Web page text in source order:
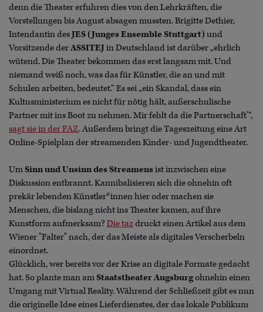
denn die Theater erfuhren dies von den Lehrkräften, die
Vorstellungen bis August absagen mussten. Brigitte Dethier,
Intendantin desJES (Junges Ensemble Stuttgart) und
Vorsitzende derASSITEJin Deutschland ist darüber „ehrlich
wütend. Die Theater bekommen das erst langsam mit. Und
niemand weiß noch, was das für Künstler, die an und mit
Schulen arbeiten, bedeutet.“ Es sei „ein Skandal, dass ein
Kultusministerium es nicht für nötig hält, außerschulische
Partner mit ins Boot zu nehmen. Mir fehlt da die Partnerschaft'“,
sagt sie in der FAZ. Außerdem bringt die Tageszeitung eine Art
Online-Spielplan der streamenden Kinder- und Jugendtheater.
UmSinn und Unsinn des Streamensist inzwischen eine
Diskussion entbrannt. Kannibalisieren sich die ohnehin oft
prekär lebenden Künstler*innen hier oder machen sie
Menschen, die bislang nicht ins Theater kamen, auf ihre
Kunstform aufmerksam? Die tazdruckt einen Artikel aus dem
Wiener "Falter" nach, der das Meiste als digitales Verscherbeln
einordnet.
Glücklich, wer bereits vor der Krise an digitale Formate gedacht
hat. So plante man amStaatstheater Augsburgohnehin einen
Umgang mit Virtual Reality. Während der Schließzeit gibt es nun
die originelle Idee eines Lieferdienstes, der das lokale Publikum